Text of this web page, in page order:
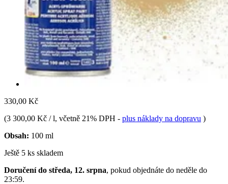
330,00 Kč
(3 300,00 Kč / l, včetně 21% DPH - plus náklady na dopravu )
Obsah: 100 ml
Ještě 5 ks skladem
Doručení do středa, 12. srpna, pokud objednáte do neděle do
23:59.